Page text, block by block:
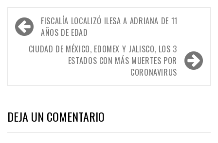
Navegación
de
entradas
FISCALÍA LOCALIZÓ ILESA A ADRIANA DE 11
AÑOS DE EDAD
CIUDAD DE MÉXICO, EDOMEX Y JALISCO, LOS 3
ESTADOS CON MÁS MUERTES POR
CORONAVIRUS
DEJA UN COMENTARIO